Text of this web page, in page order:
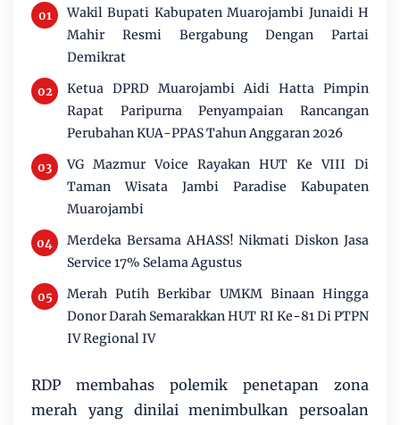
Wakil Bupati Kabupaten Muarojambi Junaidi H
Mahir Resmi Bergabung Dengan Partai
Demikrat
Ketua DPRD Muarojambi Aidi Hatta Pimpin
Rapat Paripurna Penyampaian Rancangan
Perubahan KUA-PPAS Tahun Anggaran 2026
VG Mazmur Voice Rayakan HUT Ke VIII Di
Taman Wisata Jambi Paradise Kabupaten
Muarojambi
Merdeka Bersama AHASS! Nikmati Diskon Jasa
Service 17% Selama Agustus
Merah Putih Berkibar UMKM Binaan Hingga
Donor Darah Semarakkan HUT RI Ke-81 Di PTPN
IV Regional IV
RDP membahas polemik penetapan zona
merah yang dinilai menimbulkan persoalan